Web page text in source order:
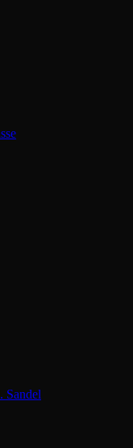
Sandel